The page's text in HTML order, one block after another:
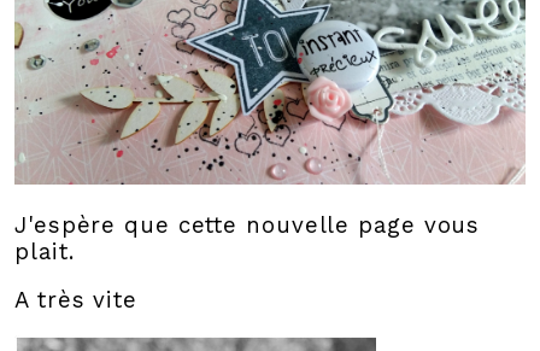
J'espère que cette nouvelle page vous
plait.
A très vite